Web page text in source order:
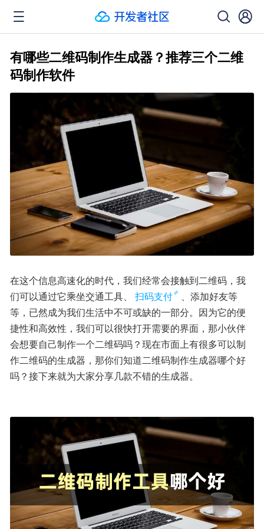
有哪些二维码制作生成器？推荐三个二维
码制作软件
在这个信息高速化的时代，我们经常会接触到二维码，我
们可以通过它乘坐交通工具、
扫码支付
、添加好友等
等，已然成为我们生活中不可或缺的一部分。因为它的便
捷性和高效性，我们可以很快打开需要的界面，那小伙伴
会想要自己制作一个二维码吗？现在市面上有很多可以制
作二维码的生成器，那你们知道二维码制作生成器哪个好
吗？接下来就为大家分享几款不错的生成器。